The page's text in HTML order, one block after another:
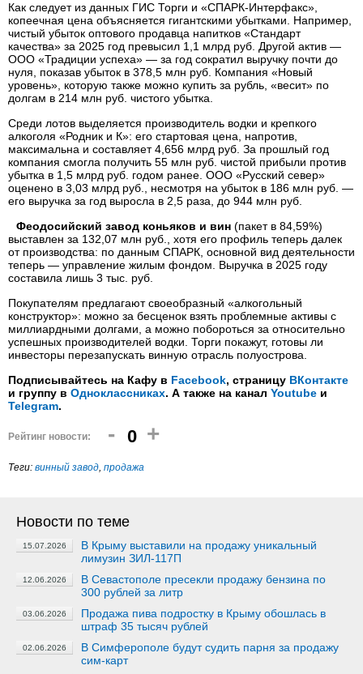
Как следует из данных ГИС Торги и «СПАРК-Интерфакс»,
копеечная цена объясняется гигантскими убытками. Например,
чистый убыток оптового продавца напитков «Стандарт
качества» за 2025 год превысил 1,1 млрд руб. Другой актив —
ООО «Традиции успеха» — за год сократил выручку почти до
нуля, показав убыток в 378,5 млн руб. Компания «Новый
уровень», которую также можно купить за рубль, «весит» по
долгам в 214 млн руб. чистого убытка.
Среди лотов выделяется производитель водки и крепкого
алкоголя «Родник и К»: его стартовая цена, напротив,
максимальна и составляет 4,656 млрд руб. За прошлый год
компания смогла получить 55 млн руб. чистой прибыли против
убытка в 1,5 млрд руб. годом ранее. ООО «Русский север»
оценено в 3,03 млрд руб., несмотря на убыток в 186 млн руб. —
его выручка за год выросла в 2,5 раза, до 944 млн руб.
Феодосийский завод коньяков и вин (пакет в 84,59%)
выставлен за 132,07 млн руб., хотя его профиль теперь далек
от производства: по данным СПАРК, основной вид деятельности
теперь — управление жилым фондом. Выручка в 2025 году
составила лишь 3 тыс. руб.
Покупателям предлагают своеобразный «алкогольный
конструктор»: можно за бесценок взять проблемные активы с
миллиардными долгами, а можно побороться за относительно
успешных производителей водки. Торги покажут, готовы ли
инвесторы перезапускать винную отрасль полуострова.
Подписывайтесь на Кафу в Facebook, страницу ВКонтакте
и группу в Одноклассниках. А также на канал Youtube и
Telegram.
Рейтинг новости: - 0 +
Теги: винный завод, продажа
Новости по теме
15.07.2026
В Крыму выставили на продажу уникальный
лимузин ЗИЛ-117П
12.06.2026
В Севастополе пресекли продажу бензина по
300 рублей за литр
03.06.2026
Продажа пива подростку в Крыму обошлась в
штраф 35 тысяч рублей
02.06.2026
В Симферополе будут судить парня за продажу
сим-карт